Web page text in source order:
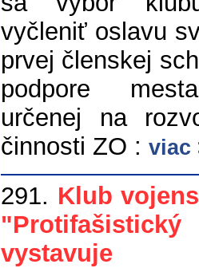
vyčleniť oslavu
prvej členskej
podpore
určenej na
činnosti ZO : viac
291. Klub
vystavuje